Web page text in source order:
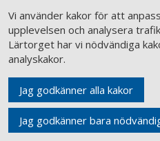
Vi använder kakor för att
upplevelsen och analysera
Lärtorget har vi nödvändiga
analyskakor.
Jag godkänner alla kakor
Jag godkänner bara